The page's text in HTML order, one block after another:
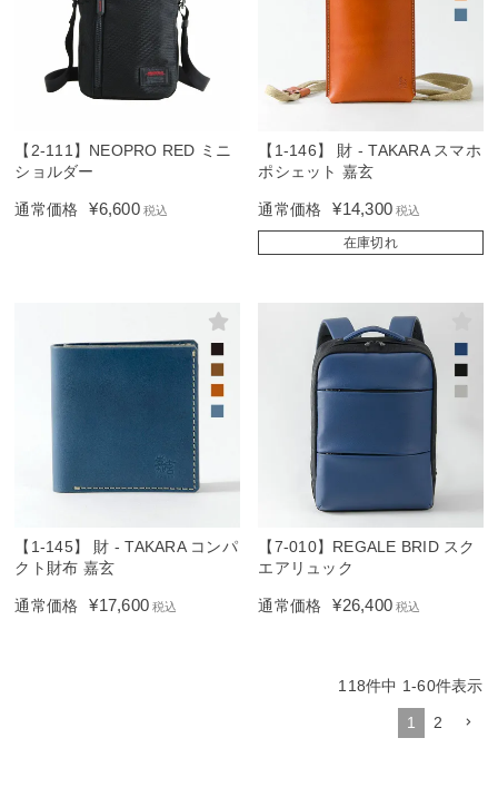
【2-111】NEOPRO RED ミニ
ショルダー
通常価格 ¥6,600 税込
【1-146】 財 - TAKARA スマホ
ポシェット 嘉玄
通常価格 ¥14,300 税込
在庫切れ
【1-145】 財 - TAKARA コンパ
クト財布 嘉玄
通常価格 ¥17,600 税込
【7-010】REGALE BRID スク
エアリュック
通常価格 ¥26,400 税込
118件中 1-60件表示
1 2